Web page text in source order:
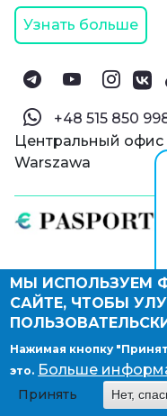
© Паспорт Онлайн
Политика
Оферта и
Правовые документы
Депонирование
Узнать больше
‪+48 515 850
Центральный офис
Warszawa
МЫ ИСПОЛЬЗУЕМ
САЙТЕ, ЧТОБЫ
Нажимая кнопку
это. Больше
Принять Нет,